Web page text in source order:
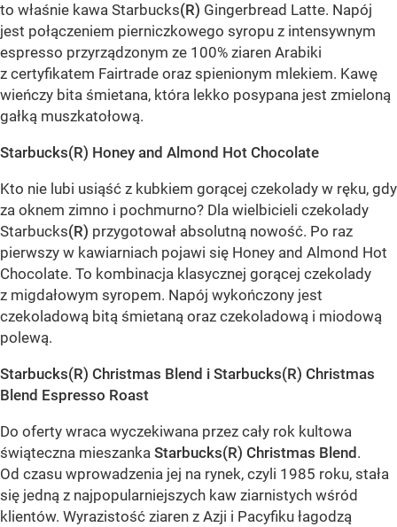
to właśnie kawa Starbucks(R) Gingerbread Latte. Napój
jest połączeniem pierniczkowego syropu z intensywnym
espresso przyrządzonym ze 100% ziaren Arabiki
z certyfikatem Fairtrade oraz spienionym mlekiem. Kawę
wieńczy bita śmietana, która lekko posypana jest zmieloną
gałką muszkatołową.
Starbucks(R) Honey and Almond Hot Chocolate
Kto nie lubi usiąść z kubkiem gorącej czekolady w ręku, gdy
za oknem zimno i pochmurno? Dla wielbicieli czekolady
Starbucks(R) przygotował absolutną nowość. Po raz
pierwszy w kawiarniach pojawi się Honey and Almond Hot
Chocolate. To kombinacja klasycznej gorącej czekolady
z migdałowym syropem. Napój wykończony jest
czekoladową bitą śmietaną oraz czekoladową i miodową
polewą.
Starbucks(R) Christmas Blend i Starbucks(R) Christmas
Blend Espresso Roast
Do oferty wraca wyczekiwana przez cały rok kultowa
świąteczna mieszanka Starbucks(R) Christmas Blend .
Od czasu wprowadzenia jej na rynek, czyli 1985 roku, stała
się jedną z najpopularniejszych kaw ziarnistych wśród
klientów. Wyrazistość ziaren z Azji i Pacyfiku łagodzą